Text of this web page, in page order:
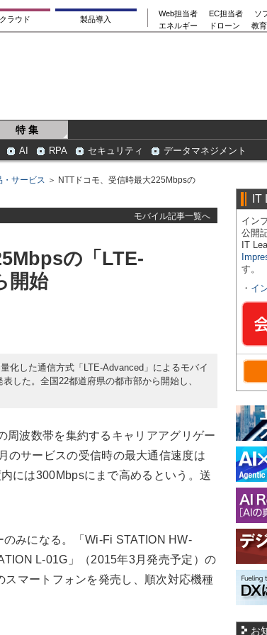
ラウド 製品導入
Web担当者 EC担当者
ソ
エネルギー
ドローン 教
特 集
AI RPA セキュリティ データマネジメント
・サービス ＞ NTTドコモ、受信時最大225Mbpsの
モバイル記事一覧へ
の「LTE-
開始
化した通信方式「LTE-Advanced」によるモバイ
した。全国22都道府県の都市部から開始し、
波数帯を集約するキャリアアグリゲー
のサービスの受信時の最大通信速度は
には300Mbpsにまで高めるという。送
みになる。「Wi-Fi STATION HW-
L-01G」（2015年3月発売予定）の
マートフォンを発売し、順次対応機種
IT
イン
公開
IT
す。
・ イ
お